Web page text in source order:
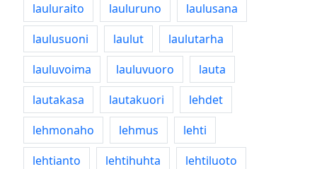
lauluraito lauluruno
laulusana
laulusuoni
laulut
laulutarha
lauluvoima
lauluvuoro
lauta
lautakasa
lautakuori
lehdet
lehmonaho
lehmus
lehti
lehtianto
lehtihuhta
lehtiluoto